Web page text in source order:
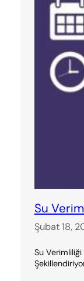
Su
Şubat 18,
Su